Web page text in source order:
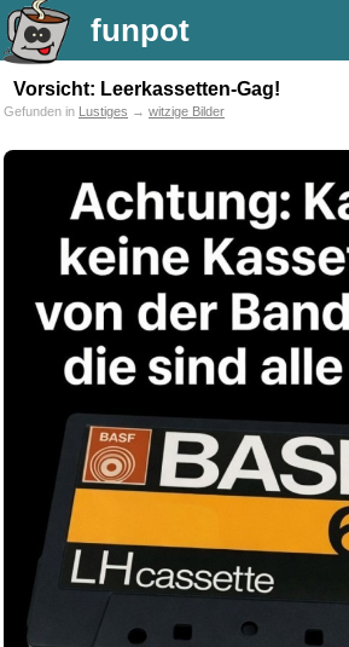
funpot
Vorsicht: Leerkassetten-Gag!
Gefunden in Lustiges → witzige Bilder